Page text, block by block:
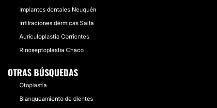
Implantes dentales Neuquén
Infilraciones dérmicas Salta
Auriculoplastia Corrientes
Rinoseptoplastia Chaco
OTRAS BÚSQUEDAS
Otoplastia
Blanqueamiento de dientes